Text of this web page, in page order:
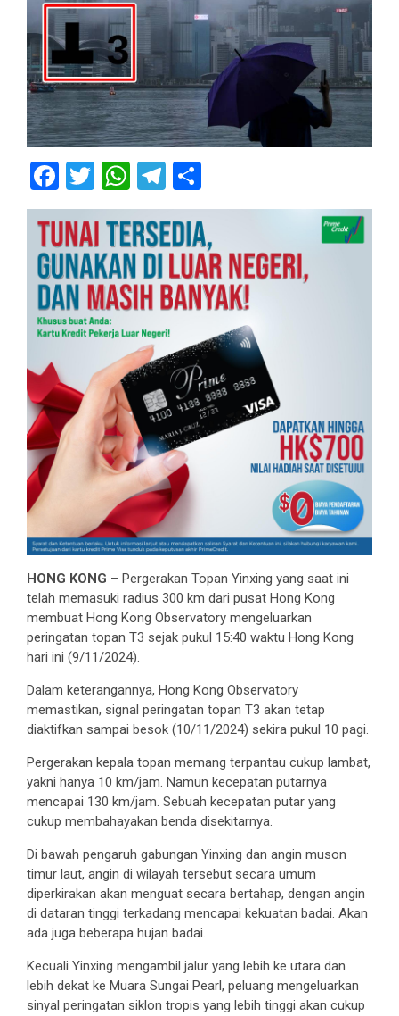
Facebook
Twitter
WhatsApp
Telegram
HONG KONG – Pergerakan Topan Yinxing yang saat ini
telah memasuki radius 300 km dari pusat Hong Kong
membuat Hong Kong Observatory mengeluarkan
peringatan topan T3 sejak pukul 15:40 waktu Hong Kong
hari ini (9/11/2024).
Dalam keterangannya, Hong Kong Observatory
memastikan, signal peringatan topan T3 akan tetap
diaktifkan sampai besok (10/11/2024) sekira pukul 10 pagi.
Pergerakan kepala topan memang terpantau cukup lambat,
yakni hanya 10 km/jam. Namun kecepatan putarnya
mencapai 130 km/jam. Sebuah kecepatan putar yang
cukup membahayakan benda disekitarnya.
Di bawah pengaruh gabungan Yinxing dan angin muson
timur laut, angin di wilayah tersebut secara umum
diperkirakan akan menguat secara bertahap, dengan angin
di dataran tinggi terkadang mencapai kekuatan badai. Akan
ada juga beberapa hujan badai.
Kecuali Yinxing mengambil jalur yang lebih ke utara dan
lebih dekat ke Muara Sungai Pearl, peluang mengeluarkan
sinyal peringatan siklon tropis yang lebih tinggi akan cukup